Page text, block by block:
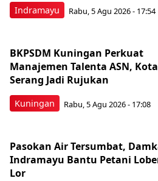
Indramayu Rabu, 5 Agu 2026 - 17:54
Kuningan
BKPSDM Kuningan Perkuat
Manajemen Talenta ASN, Kota
Serang Jadi Rujukan
Rabu, 5 Agu 2026 - 17:08
Pasokan Air Tersumbat,
Indramayu Bantu Petani
Lor